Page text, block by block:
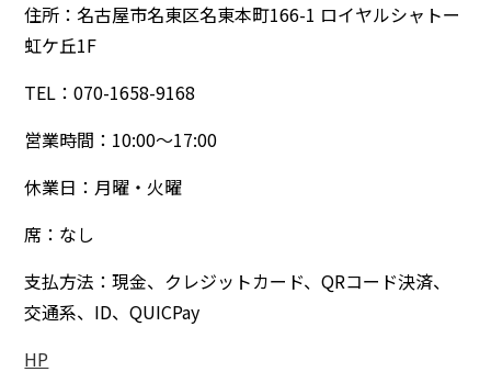
住所：名古屋市名東区名東本町166-1 ロイヤルシャトー
虹ケ丘1F
TEL：070-1658-9168
営業時間：10:00～17:00
休業日：月曜・火曜
席：なし
支払方法：現金、クレジットカード、QRコード決済、
交通系、ID、QUICPay
HP